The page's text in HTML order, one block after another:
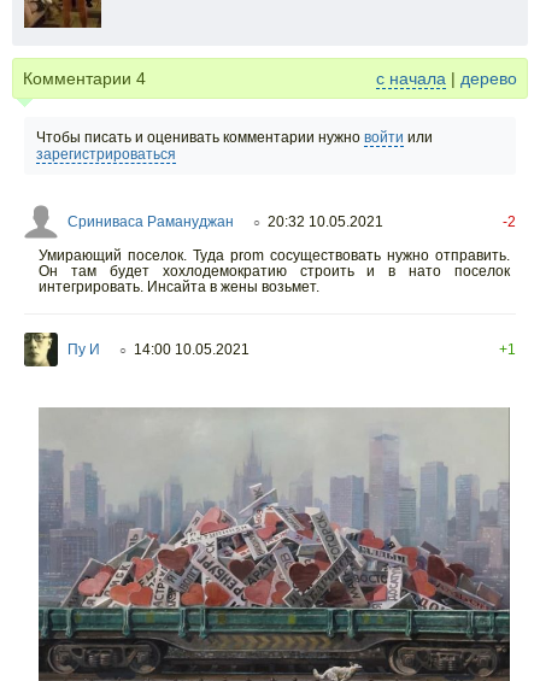
Комментарии 4 с начала | дерево
Чтобы писать и оценивать комментарии нужно войти или
зарегистрироваться
Сриниваса Рамануджан ○ 20:32 10.05.2021
-2
Умирающий поселок. Туда prom сосуществовать нужно отправить.
Он там будет хохлодемократию строить и в нато поселок
интегрировать. Инсайта в жены возьмет.
Пу И ○ 14:00 10.05.2021 +1